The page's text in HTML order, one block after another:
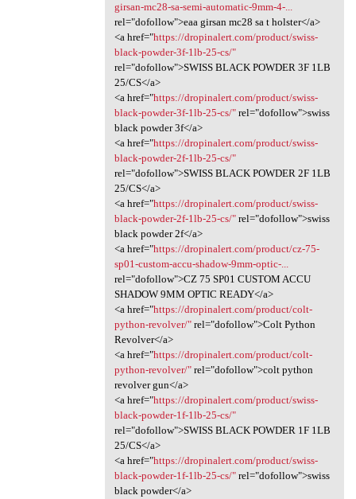
girsan-mc28-sa-semi-automatic-9mm-4-...
rel="dofollow">eaa girsan mc28 sa t holster</a>
<a href="https://dropinalert.com/product/swiss-
black-powder-3f-1lb-25-cs/"
rel="dofollow">SWISS BLACK POWDER 3F 1LB
25/CS</a>
<a href="https://dropinalert.com/product/swiss-
black-powder-3f-1lb-25-cs/"rel="dofollow">swiss
black powder 3f</a>
<a href="https://dropinalert.com/product/swiss-
black-powder-2f-1lb-25-cs/"
rel="dofollow">SWISS BLACK POWDER 2F 1LB
25/CS</a>
<a href="https://dropinalert.com/product/swiss-
black-powder-2f-1lb-25-cs/"rel="dofollow">swiss
black powder 2f</a>
<a href="https://dropinalert.com/product/cz-75-
sp01-custom-accu-shadow-9mm-optic-...
rel="dofollow">CZ 75 SP01 CUSTOM ACCU
SHADOW 9MM OPTIC READY</a>
<a href="https://dropinalert.com/product/colt-
python-revolver/"rel="dofollow">Colt Python
Revolver</a>
<a href="https://dropinalert.com/product/colt-
python-revolver/"rel="dofollow">colt python
revolver gun</a>
<a href="https://dropinalert.com/product/swiss-
black-powder-1f-1lb-25-cs/"
rel="dofollow">SWISS BLACK POWDER 1F 1LB
25/CS</a>
<a href="https://dropinalert.com/product/swiss-
black-powder-1f-1lb-25-cs/"rel="dofollow">swiss
black powder</a>